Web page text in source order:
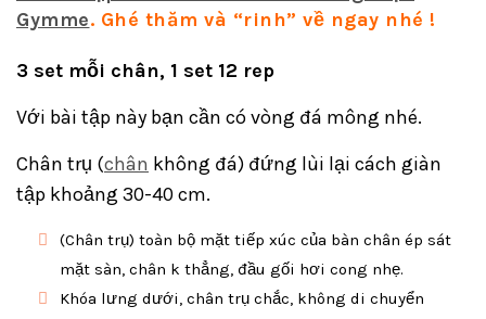
Gymme. Ghé thăm và “rinh” về ngay nhé !
3 set mỗi chân, 1 set 12 rep
Với bài tập này bạn cần có vòng đá mông nhé.
Chân trụ (chân không đá) đứng lùi lại cách giàn
tập khoảng 30-40 cm.
(Chân trụ) toàn bộ mặt tiếp xúc của bàn chân ép sát
mặt sàn, chân k thẳng, đầu gối hơi cong nhẹ.
Khóa lưng dưới, chân trụ chắc, không di chuyển